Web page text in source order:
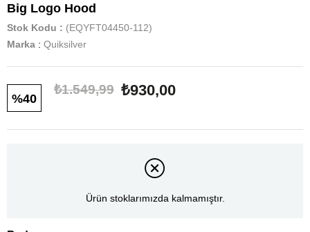
Big Logo Hood
Stok Kodu
(EQYFT04450-112)
Marka : Quiksilver
40
₺1.549,99 ₺930,00
Ürün stoklarımızda kalmamıştır.